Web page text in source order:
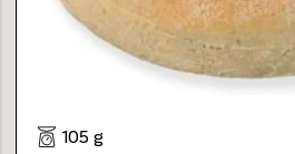
105 g